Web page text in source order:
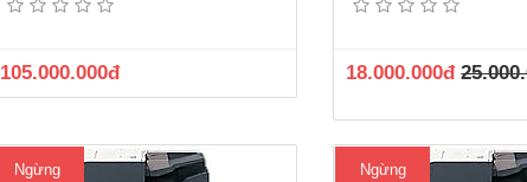
105.000.000đ 18.000.000đ
Ngừng
Fujifilm Apeos 3060 mới 100%- Chức
4GB (tối đa)- Dung lượng thiết bị lưu trữ :
Ngừng
Fujifilm Apeos 3560 mới
4GB (tối đa)- Dung lượng
SSD 128GB - Màn hình